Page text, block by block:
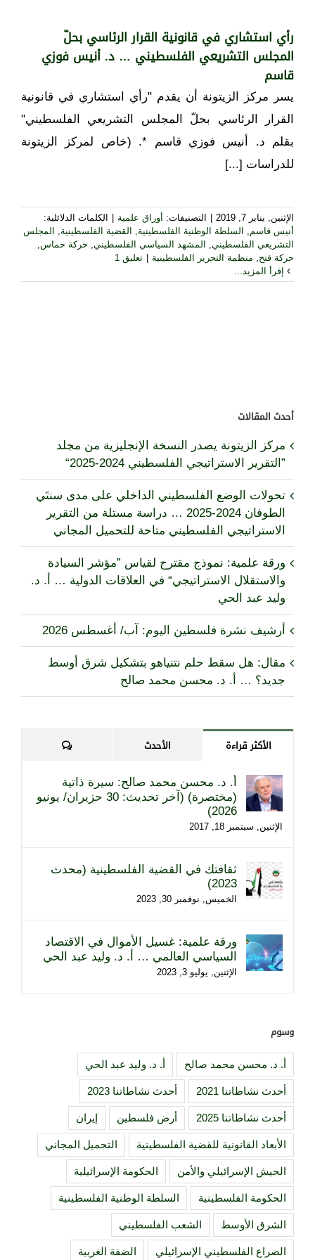
رأي استشاري في قانونية القرار الرئاسي بحلّ
المجلس التشريعي الفلسطيني … د. أنيس فوزي
قاسم
يسر مركز الزيتونة أن يقدم "رأي استشاري في قانونية
القرار الرئاسي بحلّ المجلس التشريعي الفلسطيني"
بقلم د. أنيس فوزي قاسم *. (خاص لمركز الزيتونة
للدراسات [...]
الإثنين, يناير 7, 2019 التصنيفات: أوراق علمية
الكلمات الدلائلية:
أنيس قاسم
السلطة الوطنية الفلسطينية القضية الفلسطينية
المجلس
التشريعي الفلسطيني
المشهد السياسي الفلسطيني حركة حماس
حركة فتح
منظمة التحرير الفلسطينية
تعليق 1
إقرأ المزيد...
أحدث المقالات
مركز الزيتونة يصدر النسخة الإنجليزية من مجلد
”التقرير الاستراتيجي الفلسطيني 2024-2025“
تحولات الوضع الفلسطيني الداخلي على مدى سنتَي
الطوفان 2024-2025 … دراسة مستلة من التقرير
الاستراتيجي الفلسطيني متاحة للتحميل المجاني
ورقة علمية: نموذج مقترح لقياس ”مؤشر السيادة
والاستقلال الاستراتيجي“ في العلاقات الدولية … أ. د.
وليد عبد الحي
أرشيف نشرة فلسطين اليوم: آب/ أغسطس 2026
مقال: هل سقط حلم نتنياهو بتشكيل شرق أوسط
جديد؟ … أ. د. محسن محمد صالح
الأكثر قراءة الأحدث تعليقات
أ. د. محسن محمد صالح: سيرة ذاتية
(مختصرة) (آخر تحديث: 30 حزيران/ يونيو
2026)
الإثنين, سبتمبر 18, 2017
ثقافتك في القضية الفلسطينية (محدث
2023)
الخميس, نوفمبر 30, 2023
ورقة علمية: غسيل الأموال في الاقتصاد
السياسي العالمي … أ. د. وليد عبد الحي
الإثنين, يوليو 3, 2023
وسوم
أ. د. محسن محمد صالح أ. د. وليد عبد الحي
أحدث نشاطاتنا 2021 أحدث نشاطاتنا 2023
أحدث نشاطاتنا 2025 أرض فلسطين إيران
الأبعاد القانونية للقضية الفلسطينية التحميل المجاني
الجيش الإسرائيلي والأمن الحكومة الإسرائيلية
الحكومة الفلسطينية السلطة الوطنية الفلسطينية
الشرق الأوسط الشعب الفلسطيني
الصراع الفلسطيني الإسرائيلي الضفة الغربية